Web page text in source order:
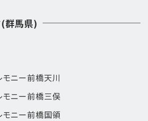
群馬県)
ニー前橋天川
ニー前橋三俣
ニー前橋国領